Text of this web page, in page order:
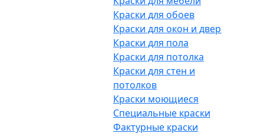
Краски для обоев
Краски для окон и дверей
Краски для пола
Краски для потолка
Краски для стен и
потолков
Краски моющиеся
Специальные краски
Фактурные краски